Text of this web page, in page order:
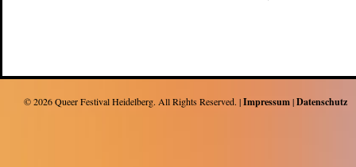
© 2026Queer Festival Heidelberg. All Rights Reserved. |Impressum|Datenschutz